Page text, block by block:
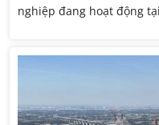
nghiệp đang hoạt động